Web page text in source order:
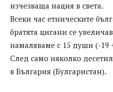
изчезваща нация в света.
Всеки час етническите
братята цигани се
намаляваме с 15 души (-19
След само няколко
в България (Булгаристан).